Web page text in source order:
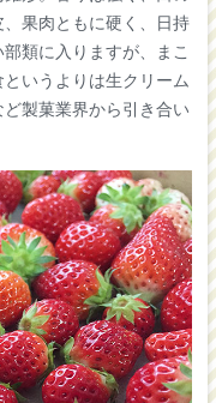
果肉ともに硬く、日持
類に入りますが、まこ
いうよりは生クリーム
製菓業界から引き合い